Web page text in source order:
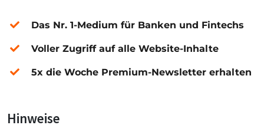
Das Nr. 1-Medium für Banken und Fintechs
Voller Zugriff auf alle Website-Inhalte
5x die Woche Premium-Newsletter erhalten
Hinweise